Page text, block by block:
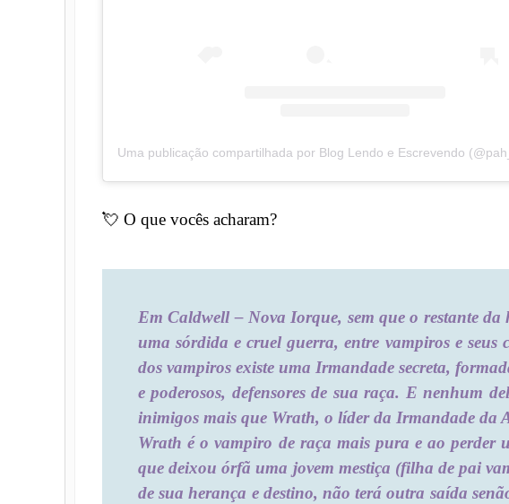
💘 O que vocês acharam?
Em Caldwell – Nova Iorque, sem que o restante da
uma sórdida e cruel guerra, entre vampiros e seus
dos vampiros existe uma Irmandade secreta,
e poderosos, defensores de sua raça. E nenhum
inimigos mais que Wrath, o líder da Irmandade da
Wrath é o vampiro de raça mais pura e ao perder
que deixou órfã uma jovem mestiça (filha de pai
de sua herança e destino, não terá outra saída